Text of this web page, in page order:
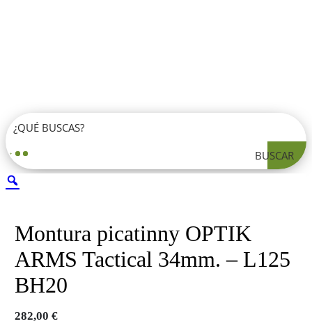
BUSCAR
Montura picatinny OPTIK
ARMS Tactical 34mm. – L125
BH20
282,00 €